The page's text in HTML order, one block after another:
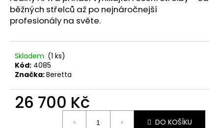
běžných střelců až po nejnáročnejší
profesionály na světe.
Skladem (1 ks)
Kód: 4085
Značka:Beretta
26 700 Kč
DO KOŠÍKU
D
o
p
o
u
u